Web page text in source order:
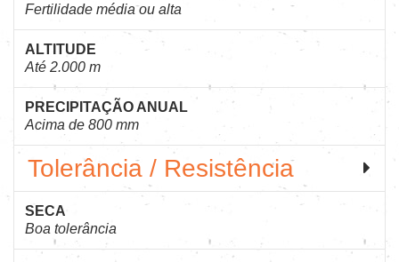
Fertilidade média ou alta
ALTITUDE
Até 2.000 m
PRECIPITAÇÃO ANUAL
Acima de 800 mm
Tolerância / Resistência
SECA
Boa tolerância